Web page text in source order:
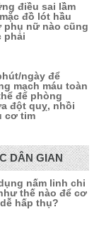
điều sai lầm
đồ lót hầu
phụ nữ nào cũng
phải
ngày để
mạch máu toàn
để phòng
đột quỵ, nhồi
cơ tim
DÂN GIAN
nấm linh chi
thế nào để cơ
hấp thụ?